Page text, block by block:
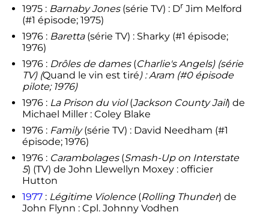
1975 : Barnaby Jones(série TV) : Dr Jim Melford
(#1 épisode; 1975)
1976 : Baretta(série TV) : Sharky (#1 épisode;
1976)
1976 : Drôles de dames(Charlie's Angels) (série
TV) (Quand le vin est tiré) : Aram (#0 épisode
pilote; 1976)
1976 : La Prison du viol(Jackson County Jail) de
Michael Miller : Coley Blake
1976 : Family(série TV) : David Needham (#1
épisode; 1976)
1976 : Carambolages(Smash-Up on Interstate
5) (TV) de John Llewellyn Moxey : officier
Hutton
1977: Légitime Violence(Rolling Thunder) de
John Flynn : Cpl. Johnny Vodhen